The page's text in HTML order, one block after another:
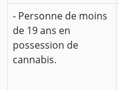
- Personne de moins
de 19 ans en
possession de
cannabis.